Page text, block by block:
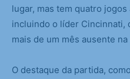
lugar, mas tem quatro
incluindo o líder Cincinnati,
mais de um mês ausente
O destaque da partida,